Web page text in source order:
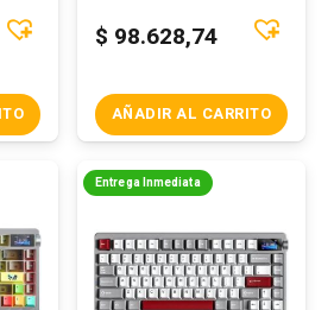
$ 98.628,74
AÑADIR AL CARRITO
Entrega Inmediata